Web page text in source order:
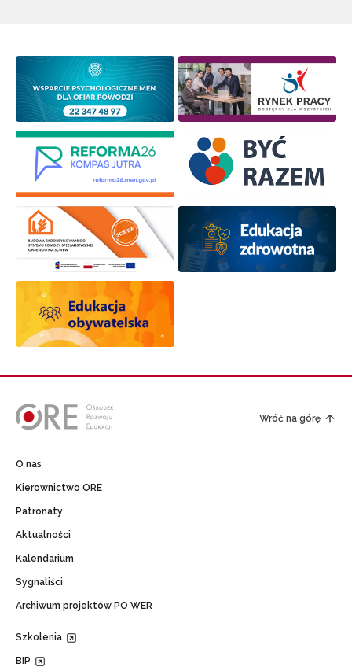
Wróć na górę
O nas
Kierownictwo ORE
Patronaty
Aktualności
Kalendarium
Sygnaliści
Archiwum projektów PO WER
Szkolenia
BIP